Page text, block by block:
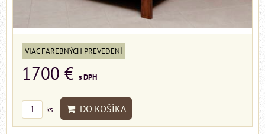
VIAC FAREBNÝCH PREVEDENÍ
1700 € s DPH
ks DO KOŠÍKA